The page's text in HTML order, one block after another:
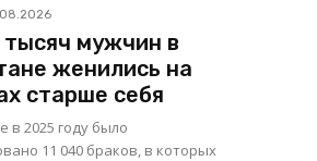
тысяч мужчин в
женились на
старше себя
в 2025 году было
11 040 браков, в которых